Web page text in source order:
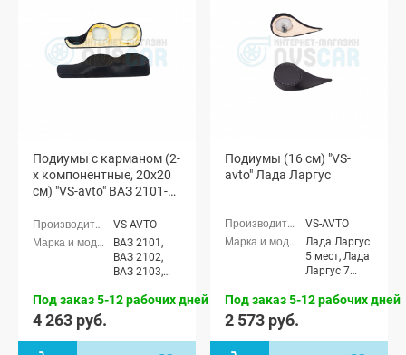
Подиумы с карманом (2-
х компонентные, 20x20
см) "VS-avto" ВАЗ 2101-
VS-AVTO
ВАЗ 2101,
ВАЗ 2102,
ВАЗ 2103,
ВАЗ 2105,
Под заказ 5-12 рабочих дней
4 263 руб.
Подиумы (16 см) "VS-
avto" Лада Ларгус
VS-AVTO
Лада Ларгус
5 мест, Лада
Ларгус 7
Под заказ 5-12 рабочих дней
2 573 руб.